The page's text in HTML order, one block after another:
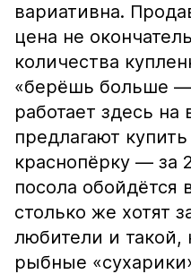
вариативна.
цена не
количества
«берёшь больше
работает здесь на
предлагают
краснопёрку — за
посола обойдётся
столько же хотят
любители и такой,
рыбные